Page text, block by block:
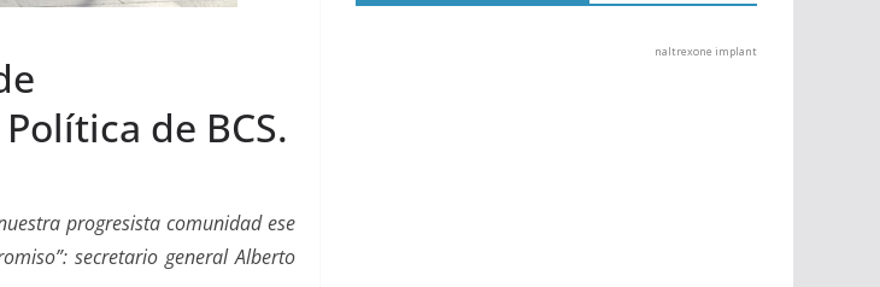
de BCS.
progresista comunidad ese
secretario general Alberto
naltrexone implant